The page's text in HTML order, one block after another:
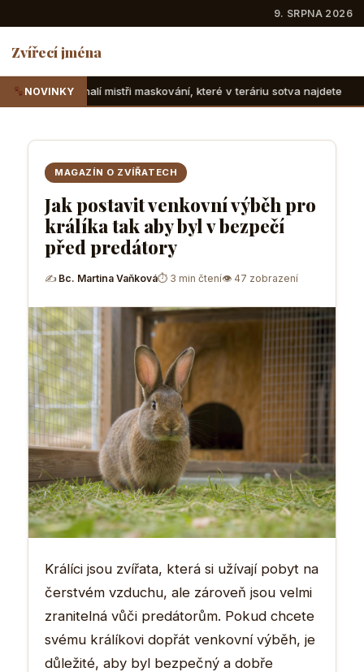
9. SRPNA 2026
Zvířecí jména
NOVINKY
maskování, které v teráriu sotva najdete Suchozemské
MAGAZÍN O ZVÍŘATECH
Jak postavit venkovní výběh pro
králíka tak aby byl v bezpečí
před predátory
✍ Bc. Martina Vaňková⏱ 3 min čtení👁 47 zobrazení
Králíci jsou zvířata, která si užívají pobyt na
čerstvém vzduchu, ale zároveň jsou velmi
zranitelná vůči predátorům. Pokud chcete
svému králíkovi dopřát venkovní výběh, je
důležité, aby byl bezpečný a dobře